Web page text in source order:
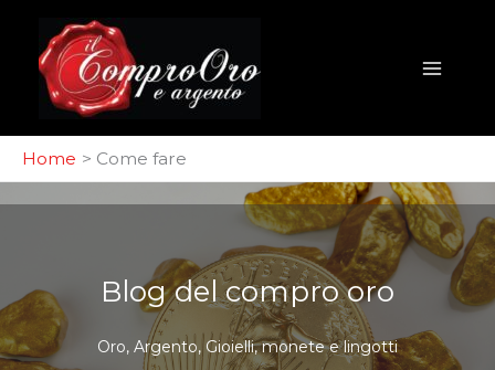
contenuto
Home Come fare
Blog del compro oro
Oro, Argento, Gioielli, monete e lingotti